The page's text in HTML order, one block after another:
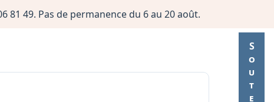
49. Pas de permanence du 6 au 20 août.